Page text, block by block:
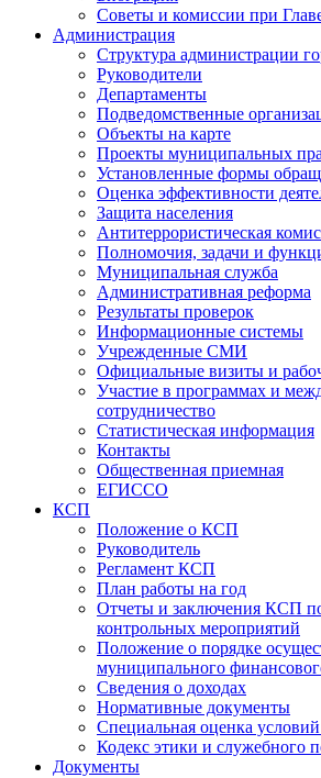
Советы и комиссии при
Администрация
Структура администрации
Руководители
Департаменты
Подведомственные
Объекты на карте
Проекты муниципальных
Установленные формы
Оценка эффективности
Защита населения
Антитеррористическая
Полномочия, задачи и
Муниципальная служба
Административная реформа
Результаты проверок
Информационные системы
Учрежденные СМИ
Официальные визиты и
Участие в программах и
сотрудничество
Статистическая информация
Контакты
Общественная приемная
ЕГИССО
КСП
Положение о КСП
Руководитель
Регламент КСП
План работы на год
Отчеты и заключения КСП
контрольных мероприятий
Положение о порядке
муниципального
Сведения о доходах
Нормативные документы
Специальная оценка условий
Кодекс этики и служебного
Документы